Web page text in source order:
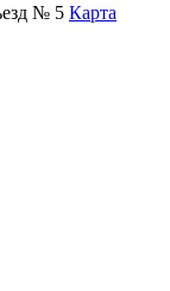
№ 5 Карта